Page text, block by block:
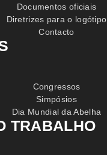
Documentos oficiais
Diretrizes para o logótipo
Contacto
Congressos
Simpósios
Dia Mundial da Abelha
TRABALHO